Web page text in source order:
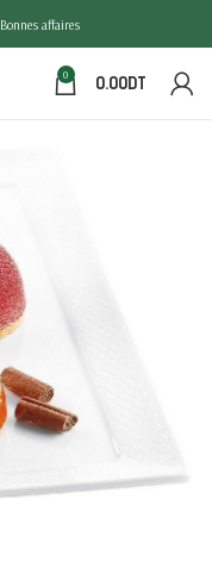
Bonnes affaires
0 0.00DT